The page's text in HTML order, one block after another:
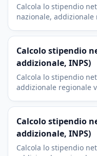
Calcola lo stipendio
nazionale, addizionale
Calcolo stipendio
addizionale, INPS)
Calcola lo stipendio
addizionale regionale
Calcolo stipendio
addizionale, INPS)
Calcola lo stipendio